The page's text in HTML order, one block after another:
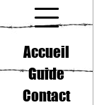
Accueil
Guide
Contact